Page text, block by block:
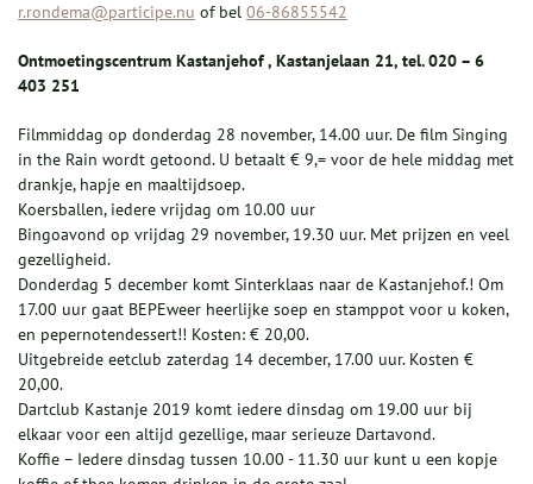
r.rondema@participe.nu of bel 06-86855542
Ontmoetingscentrum Kastanjehof , Kastanjelaan 21, tel. 020 – 6
403 251
Filmmiddag op donderdag 28 november, 14.00 uur. De film Singing
in the Rain wordt getoond. U betaalt € 9,= voor de hele middag met
drankje, hapje en maaltijdsoep.
Koersballen, iedere vrijdag om 10.00 uur
Bingoavond op vrijdag 29 november, 19.30 uur. Met prijzen en veel
gezelligheid.
Donderdag 5 december komt Sinterklaas naar de Kastanjehof.! Om
17.00 uur gaat BEPEweer heerlijke soep en stamppot voor u koken,
en pepernotendessert!! Kosten: € 20,00.
Uitgebreide eetclub zaterdag 14 december, 17.00 uur. Kosten €
20,00.
Dartclub Kastanje 2019 komt iedere dinsdag om 19.00 uur bij
elkaar voor een altijd gezellige, maar serieuze Dartavond.
Koffie – Iedere dinsdag tussen 10.00 - 11.30 uur kunt u een kopje